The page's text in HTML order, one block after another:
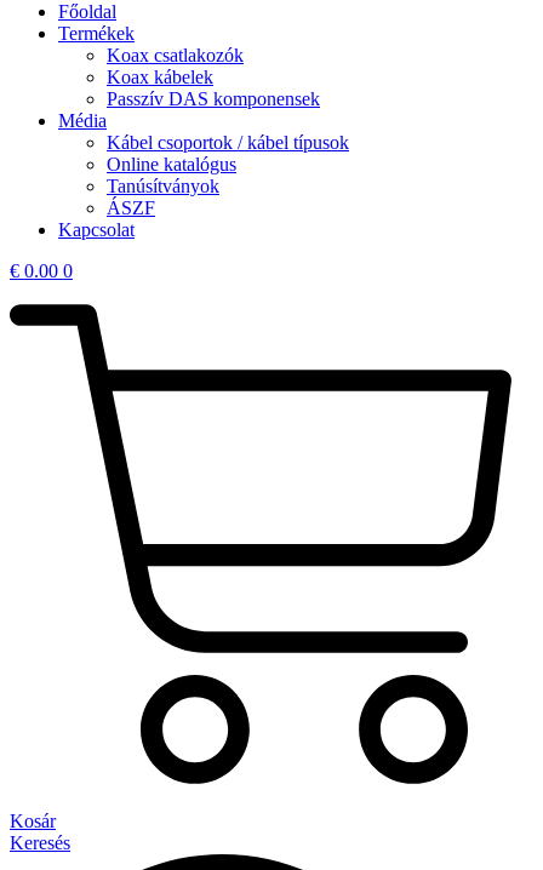
Főoldal
Termékek
Koax csatlakozók
Koax kábelek
Passzív DAS komponensek
Média
Kábel csoportok / kábel típusok
Online katalógus
Tanúsítványok
ÁSZF
Kapcsolat
€ 0.00 0
Kosár
Keresés